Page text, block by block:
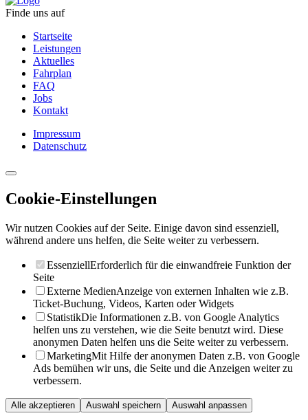
Finde uns auf
Startseite
Leistungen
Aktuelles
Fahrplan
FAQ
Jobs
Kontakt
Impressum
Datenschutz
Cookie-Einstellungen
Wir nutzen Cookies auf der Seite. Einige davon sind essenziell,
während andere uns helfen, die Seite weiter zu verbessern.
EssenziellErforderlich für die einwandfreie Funktion der
Seite
Externe MedienAnzeige von externen Inhalten wie z.B.
Ticket-Buchung, Videos, Karten oder Widgets
StatistikDie Informationen z.B. von Google Analytics
helfen uns zu verstehen, wie die Seite benutzt wird. Diese
anonymen Daten helfen uns die Seite weiter zu verbessern.
MarketingMit Hilfe der anonymen Daten z.B. von Google
Ads bemühen wir uns, die Seite und die Anzeigen weiter zu
verbessern.
Alle akzeptieren Auswahl speichern Auswahl anpassen